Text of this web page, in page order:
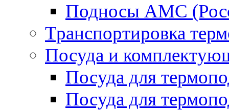
Подносы AMC
Транспортировка
Посуда и
Посуда для
Посуда для